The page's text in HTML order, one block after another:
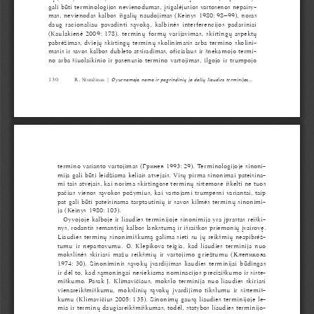
1 3 0 R. Stunžinas | Gyvenamojo namo    ir  pagrindinių jo  dalių    liaudies
terminijos...
gali būti terminologijos nevienodumas, įsigalėjusios vartosenos nepaisy-
mas, nevienodas kalbos išgalių naudojimas (Keinys 1980: 98–99), noras
daug racionaliau pavadinti sąvoką, kalbinės interferencijos padariniai
(Kaulakienė 2009: 178), terminų formų varijavimas, skirtingų aspektų
pabrėžimas, dviejų skirtingų terminų skolinimasis arba termino skolini-
masis ir savos kalbos dubleto atsiradimas, oficialaus ir šnekamojo termi-
no arba šiuolaikinio ir pasenusio termino vartojimas, ilgojo ir trumpojo
termino varianto vartojimas (Гринев 1993: 29). Terminologijoje sinoni-
mija   gali būti leidžiama keliais atvejais. Visų pirma sinonimai pateisina-
mi tais atvejais, kai norima skirtingose terminų sistemose iškelti ne tuos
pačius vienos sąvokos požymius, kai vartojami trumpesni variantai, taip
pat gali būti pateisinama tarptautinių ir savos kilmės terminų sinonimi-
ja (Keinys 1980: 103).
Gyvojoje kalboje ir liaudies terminijoje sinonimija yra įprastas reiški-
nys, rodantis semantinį kalbos lankstumą ir išraiškos priemonių įvairovę.
Liaudies terminų sinonimiškumą galima sieti su jų reikšmių neapibrėž-
tumu ir nepastovumu. G. Klepikova teigia, kad liaudies terminija nuo
mokslinės skiriasi mažu reikšmių ir vartojimo griežtumu (Клепикова
1974: 30). Sinoniminis sąvokų įvardijimas liaudies terminijai būdingas
ir dėl to, kad sąmoningai nesiekiama nominacijos preciziškumo ir siste-
miškumo. Pasak J. Klimavičiaus, mokslo terminija nuo liaudies skiriasi
vienareikšmiškumu, mokslinių sąvokų įvardijimo tikslumu ir sistemiš-
kumu (Klimavičius 2005: 135). Sinonimų gausą liaudies terminijoje le-
mia ir terminų daugiareikšmiškumas, todėl, statybos liaudies terminijo-